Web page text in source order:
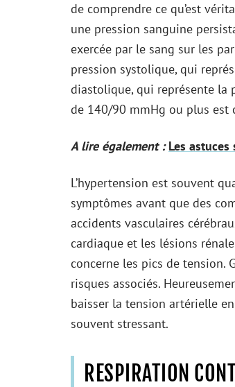
de comprendre ce qu’est
une pression sanguine
exercée par le sang sur les
pression systolique, qui
diastolique, qui représente la
de 140/90 mmHg ou plus est
A lire également : Les
L’hypertension est souvent
symptômes avant que des
accidents vasculaires
cardiaque et les lésions
concerne les pics de tension.
risques associés.
baisser la tension artérielle
souvent stressant.
RESPIRATION